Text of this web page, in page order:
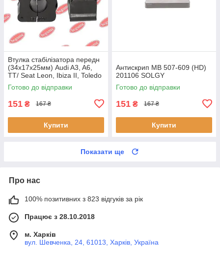
Втулка стабілізатора передн
(34х17х25мм) Audi A3, A6,
TT/ Seat Leon, Ibiza II, Toledo
II (BC0226) BCGUMA BC0226
BC GUMA
Готово до відправки
151 ₴ 167 ₴
Купити
Антискрип MB 507-609 (HD)
201106 SOLGY
Готово до відправки
151 ₴ 167 ₴
Купити
Показати ще
Про нас
100% позитивних з 823 відгуків за рік
Працює з 28.10.2018
м. Харків
вул. Шевченка, 24, 61013, Харків, Україна